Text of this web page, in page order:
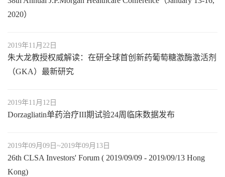
2020）
2019年11月22日
朱大龙教授权威解读：在研全球首创新药葡萄糖激酶激活剂
（GKA）最新研究
2019年11月12日
Dorzagliatin单药治疗III期试验24周临床数据发布
2019年09月09日~2019年09月13日
26th CLSA Investors' Forum ( 2019/09/09 - 2019/09/13 Hong
Kong)